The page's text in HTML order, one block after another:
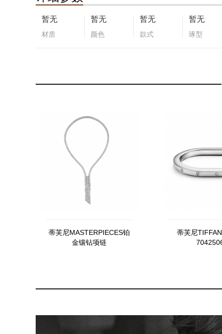
暂无
材质
暂无
颜色
暂无
款式
暂无
琢型
蒂芙尼MASTERPIECES铂
金镶钻项链
蒂芙尼